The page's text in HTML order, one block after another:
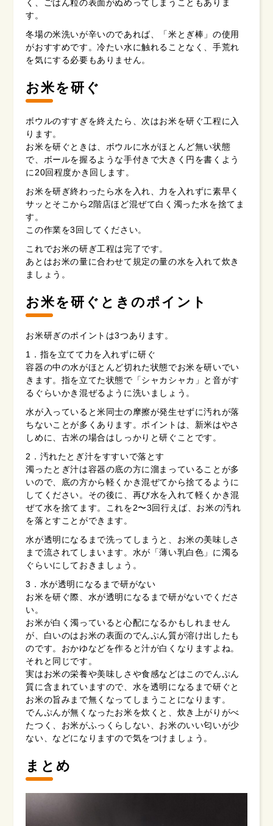
く、ごはん粒の表面がぬめってしまうこともありま
す。
冬場の米洗いが辛いのであれば、「米とぎ棒」の使用
がおすすめです。冷たい水に触れることなく、手荒れ
を気にする必要もありません。
お米を研ぐ
ボウルのすすぎを終えたら、次はお米を研ぐ工程に入
ります。
お米を研ぐときは、ボウルに水がほとんど無い状態
で、ボールを握るような手付きで大きく円を書くよう
に20回程度かき回します。
お米を研ぎ終わったら水を入れ、力を入れずに素早く
サッとそこから2階店ほど混ぜて白く濁った水を捨てま
す。
この作業を3回してください。
これでお米の研ぎ工程は完了です。
あとはお米の量に合わせて規定の量の水を入れて炊き
ましょう。
お米を研ぐときのポイント
お米研ぎのポイントは3つあります。
1．指を立てて力を入れずに研ぐ
容器の中の水がほとんど切れた状態でお米を研いでい
きます。指を立てた状態で「シャカシャカ」と音がす
るぐらいかき混ぜるように洗いましょう。
水が入っていると米同士の摩擦が発生せずに汚れが落
ちないことが多くあります。ポイントは、新米はやさ
しめに、古米の場合はしっかりと研ぐことです。
2．汚れたとぎ汁をすすいで落とす
濁ったとぎ汁は容器の底の方に溜まっていることが多
いので、底の方から軽くかき混ぜてから捨てるように
してください。その後に、再び水を入れて軽くかき混
ぜて水を捨てます。これを2〜3回行えば、お米の汚れ
を落とすことができます。
水が透明になるまで洗ってしまうと、お米の美味しさ
まで流されてしまいます。水が「薄い乳白色」に濁る
ぐらいにしておきましょう。
3．水が透明になるまで研がない
お米を研ぐ際、水が透明になるまで研がないでくださ
い。
お米が白く濁っていると心配になるかもしれません
が、白いのはお米の表面のでんぷん質が溶け出したも
のです。おかゆなどを作ると汁が白くなりますよね。
それと同じです。
実はお米の栄養や美味しさや食感などはこのでんぷん
質に含まれていますので、水を透明になるまで研ぐと
お米の旨みまで無くなってしまうことになります。
でんぷんが無くなったお米を炊くと、炊き上がりがべ
たつく、お米がふっくらしない、お米のいい匂いが少
ない、などになりますので気をつけましょう。
まとめ